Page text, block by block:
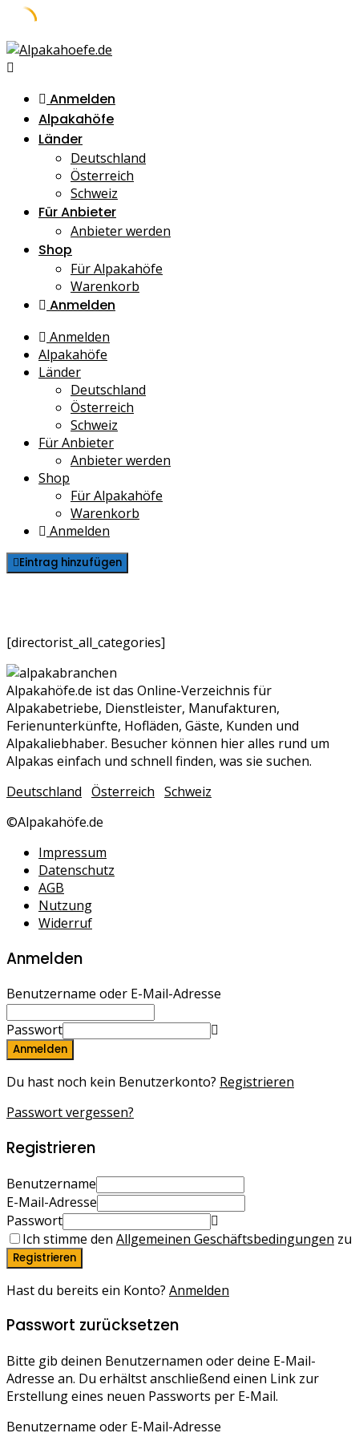
Skip
to
Anmelden
Alpakahöfe
Länder
Deutschland
Österreich
Schweiz
Für Anbieter
Anbieter werden
Shop
Für Alpakahöfe
Warenkorb
Anmelden
Anmelden
Alpakahöfe
Länder
Deutschland
Österreich
Schweiz
Für Anbieter
Anbieter werden
Shop
Für Alpakahöfe
Warenkorb
Anmelden
Eintrag hinzufügen
[directorist_all_categories]
Alpakahöfe.de ist das Online-Verzeichnis für
Alpakabetriebe, Dienstleister, Manufakturen,
Ferienunterkünfte, Hofläden, Gäste, Kunden und
Alpakaliebhaber. Besucher können hier alles rund um
Alpakas einfach und schnell finden, was sie suchen.
Deutschland Österreich Schweiz
©Alpakahöfe.de
Impressum
Datenschutz
AGB
Nutzung
Widerruf
Anmelden
Benutzername oder E-Mail-Adresse
Passwort
Anmelden
Du hast noch kein Benutzerkonto? Registrieren
Passwort vergessen?
Registrieren
Benutzername
E-Mail-Adresse
Passwort
Ich stimme den Allgemeinen Geschäftsbedingungen zu
Registrieren
Hast du bereits ein Konto? Anmelden
Passwort zurücksetzen
Bitte gib deinen Benutzernamen oder deine E-Mail-
Adresse an. Du erhältst anschließend einen Link zur
Erstellung eines neuen Passworts per E-Mail.
Benutzername oder E-Mail-Adresse